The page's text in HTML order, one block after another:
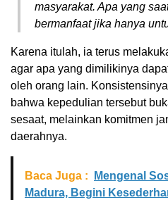
masyarakat. Apa yang
bermanfaat jika hanya
Karena itulah, ia terus
agar apa yang dimilikinya
oleh orang lain.
bahwa kepedulian tersebut
sesaat, melainkan komitmen
daerahnya.
Baca Juga :
Mengenal
Madura, Begini